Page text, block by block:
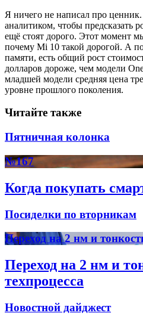
Я ничего не написал про
аналитиком, чтобы предсказать
ещё стоят дорого. Этот момент
почему Mi 10 такой дорогой. А
памяти, есть общий рост
долларов дороже, чем модели
младшей модели средняя цена
уровне прошлого поколения.
Читайте также
Пятничная колонка
№167
Когда покупать
Посиделки по вторникам
Переход на 2 нм и
Переход на 2 нм и
техпроцесса
Новостной дайджест